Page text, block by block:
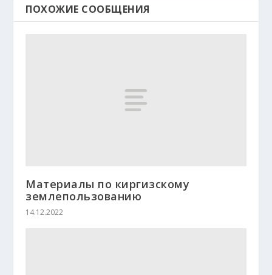
ПОХОЖИЕ СООБЩЕНИЯ
Материалы по киргизскому
землепользованию
14.12.2022